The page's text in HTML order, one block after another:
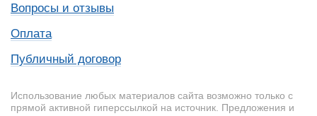
Вопросы и отзывы
Оплата
Публичный договор
Использование любых материалов сайта возможно только с
прямой активной гиперссылкой на источник. Предложения и